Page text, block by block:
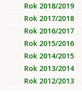
Rok 2018/2019
Rok 2017/2018
Rok 2016/2017
Rok 2015/2016
Rok 2014/2015
Rok 2013/2014
Rok 2012/2013